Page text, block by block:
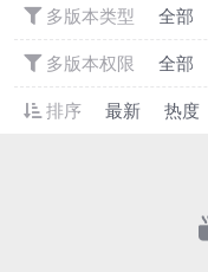
多版本类型
全部
多版本权限
全部
排序
最新 热度